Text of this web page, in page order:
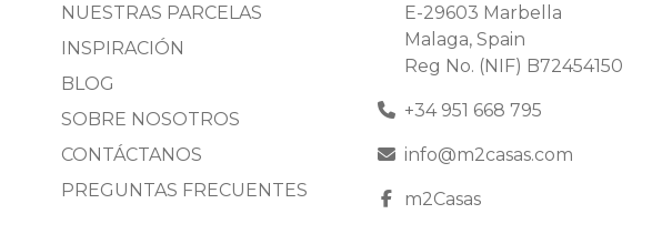
NUESTRAS PARCELAS
INSPIRACIÓN
BLOG
SOBRE NOSOTROS
CONTÁCTANOS
PREGUNTAS FRECUENTES
E-29603 Marbella
Malaga, Spain
Reg No. (NIF) B72454150
+34 951 668 795
info@m2casas.com
m2Casas